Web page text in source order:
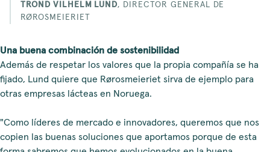
TROND VILHELM LUND, DIRECTOR GENERAL DE
RØROSMEIERIET
Una buena combinación de sostenibilidad
Además de respetar los valores que la propia compañía se ha
fijado, Lund quiere que Rørosmeieriet sirva de ejemplo para
otras empresas lácteas en Noruega.
"Como líderes de mercado e innovadores, queremos que nos
copien las buenas soluciones que aportamos porque de esta